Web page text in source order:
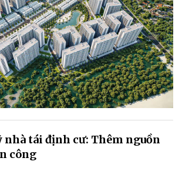
nhà tái định cư: Thêm nguồn
công